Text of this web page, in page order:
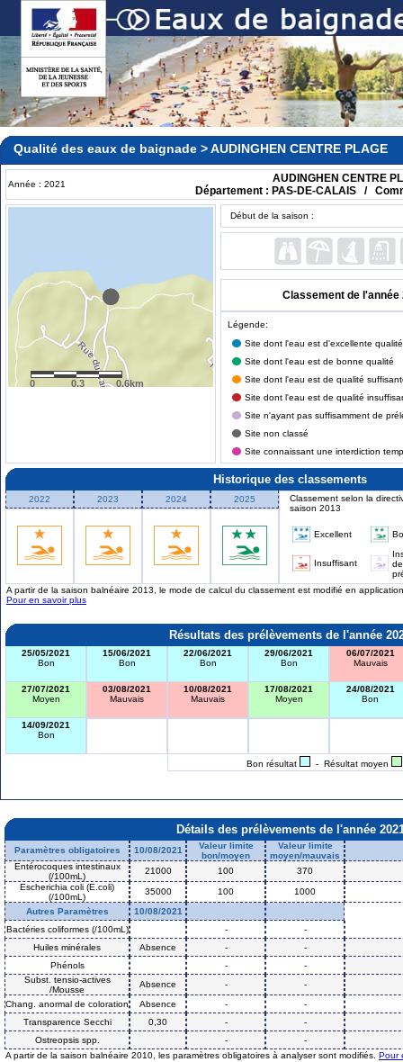
Qualité des eaux de baignade > AUDINGHEN CENTRE PLAGE
Année : 2021
AUDINGHEN CENTRE
Département : PAS-DE-CALAIS /
0 0.3 0.6km
Début de la saison :
Classement de
Légende:
Site dont l'eau est d'excellente qualité
Site dont l'eau est de bonne qualité
Site dont l'eau est de qualité
Site dont l'eau est de qualité
Site n'ayant pas suffisamment de
Site non classé
Site connaissant une interdiction
Historique des classements
2022 2023 2024 2025
Classement selon la
saison 2013
Excellent
Insuffisant
de
A partir de la saison balnéaire 2013, le mode de calcul du classement est modifié en
Pour en savoir plus
Résultats des prélèvements de l'année
25/05/2021
Bon
15/06/2021
Bon
22/06/2021
Bon
29/06/2021
Bon
06/07/2021
Mauvais
27/07/2021
Moyen
03/08/2021
Mauvais
10/08/2021
Mauvais
17/08/2021
Moyen
24/08/2021
Bon
14/09/2021
Bon
Bon résultat - Résultat moyen
Détails des prélèvements de l'année
Paramètres obligatoires 10/08/2021
Valeur limite
bon/moyen
Valeur limite
moyen/mauvais
Entérocoques intestinaux
(/100mL)
21000 100
370
Escherichia coli (E.coli)
(/100mL)
35000 100
1000
Autres Paramètres
10/08/2021
Bactéries coliformes (/100mL)
-
-
Huiles minérales
Absence -
-
Phénols
-
-
Subst. tensio-actives
/Mousse
Absence -
-
Chang. anormal de coloration
Absence -
-
Transparence Secchi
0,30 -
-
Ostreopsis spp.
-
-
A partir de la saison balnéaire 2010, les paramètres obligatoires à analyser sont modifiés. Pour